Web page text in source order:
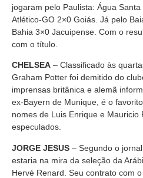
jogaram pelo Paulista: Água
Atlético-GO 2×0 Goiás. Já pelo
Bahia 3×0 Jacuipense. Com o
com o título.
CHELSEA – Classificado às
Graham Potter foi demitido do
imprensas britânica e alemã
ex-Bayern de Munique, é o
nomes de Luis Enrique e Mauricio
especulados.
JORGE JESUS – Segundo o
estaria na mira da seleção da
Hervé Renard. Seu contrato com